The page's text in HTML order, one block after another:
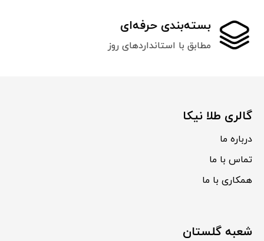
بسته‌بندی حرفه‌ای
مطابق با استانداردهای روز
گالری طلا نیکا
درباره ما
تماس با ما
همکاری با ما
شعبه گلستان